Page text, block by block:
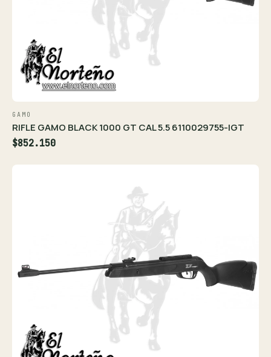
GAMO
RIFLE GAMO BLACK 1000 GT CAL 5.5 6110029755-IGT
$852.150